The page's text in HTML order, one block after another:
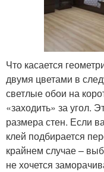
Что касается
двумя цветами в
светлые обои на
«заходить» за угол.
размера стен. Если
клей подбирается
крайнем случае –
не хочется